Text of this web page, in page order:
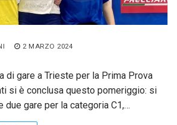
2 MARZO 2024
di gare a Trieste per la Prima Prova
si è conclusa questo pomeriggio: si
due gare per la categoria C1,…